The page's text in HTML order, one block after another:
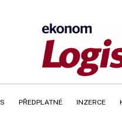
PŘEDPLATNÉ INZERCE